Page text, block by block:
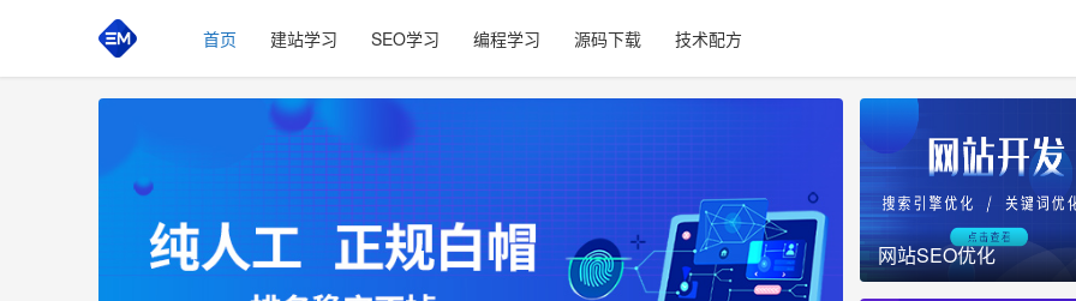
首页 建站学习 SEO学习 编程学习 源码下载 技术配方
网
站
网站SEO优化